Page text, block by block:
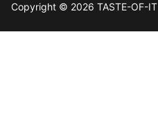
Copyright © 2026 TASTE-OF-IT